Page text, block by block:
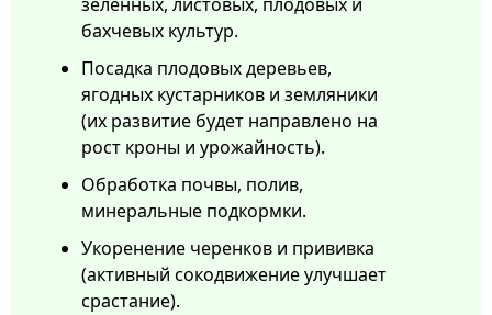
бахчевых культур.
Посадка плодовых деревьев,
ягодных кустарников и земляники
(их развитие будет направлено на
рост кроны и урожайность).
Обработка почвы, полив,
минеральные подкормки.
Укоренение черенков и прививка
(активный сокодвижение улучшает
срастание).